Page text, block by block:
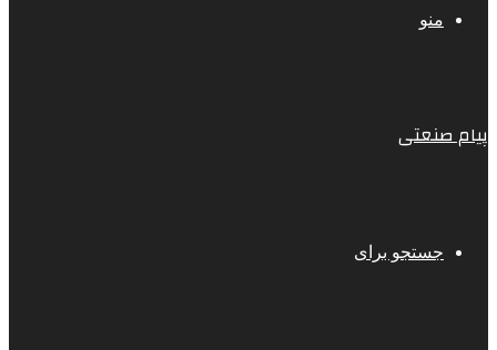
منو
پیام صنعتی
جستجو برای